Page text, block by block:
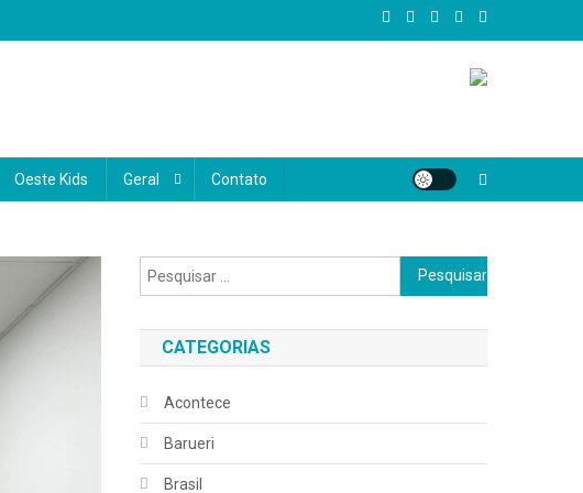
você ao que realmente importa, valorizando as histórias, vozes e desafios do
Oeste Kids Geral Contato
Pesquisar
por:
CATEGORIAS
Acontece
Barueri
Brasil